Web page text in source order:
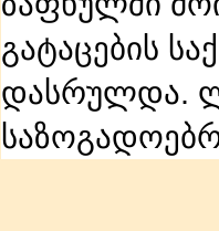
გატაცების
დასრულდა.